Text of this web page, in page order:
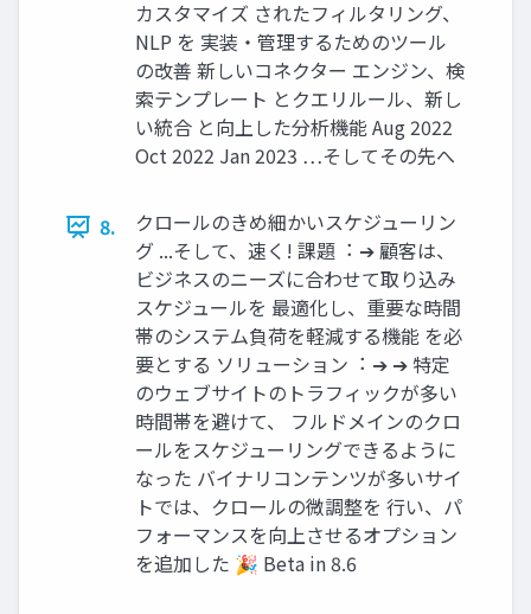
カスタマイズ されたフィルタリング、
NLP を 実装・管理するためのツール
の改善 新しいコネクター エンジン、検
索テンプレート とクエリルール、新し
い統合 と向上した分析機能 Aug 2022
Oct 2022 Jan 2023 …そしてその先へ
8.
クロールのきめ細かいスケジューリン
グ ...そして、速く! 課題︓ ➔ 顧客は、
ビジネスのニーズに合わせて取り込み
スケジュールを 最適化し、重要な時間
帯のシステム負荷を軽減する機能 を必
要とする ソリューション︓ ➔ ➔ 特定
のウェブサイトのトラフィックが多い
時間帯を避けて、 フルドメインのクロ
ールをスケジューリングできるように
なった バイナリコンテンツが多いサイ
トでは、クロールの微調整を ⾏い、パ
フォーマンスを向上させるオプション
を追加した 🎉 Beta in 8.6